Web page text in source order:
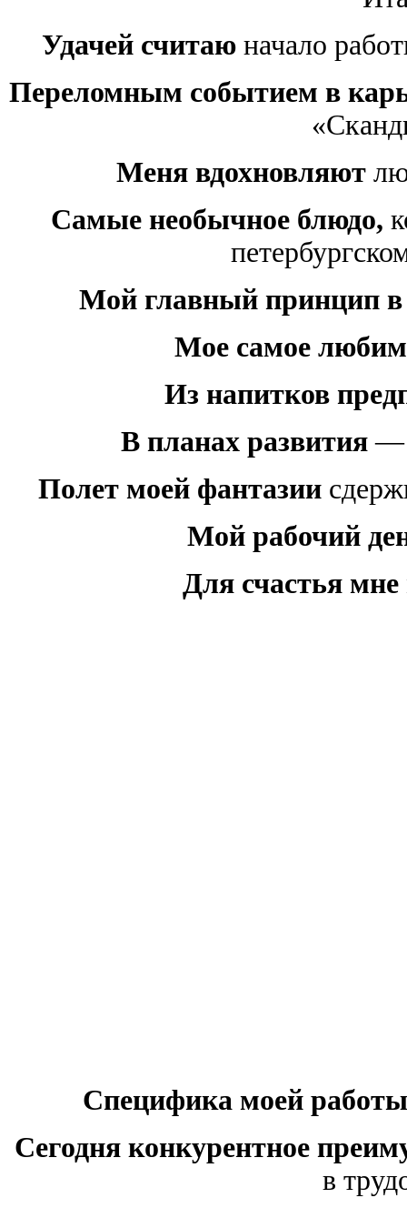
Удачей считаю начало
Переломным событием в
Меня вдохновляют
Самые необычное блюдо,
Мой главный принцип в
Мое самое
Из напитков
В планах развития—
Полет моей фантазии
Мой рабочий
Для счастья мне
Специфика моей работы
Сегодня конкурентное
в